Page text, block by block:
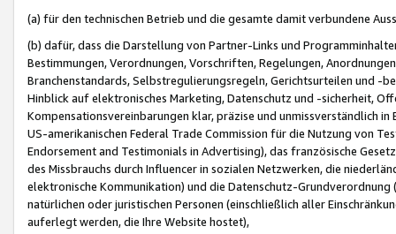
(a) für den technischen Betrieb und die gesamte damit verbundene
(b) dafür, dass die Darstellung von Partner-Links und
Bestimmungen, Verordnungen, Vorschriften, Regelungen,
Branchenstandards, Selbstregulierungsregeln, Gerichtsurteilen und -
Hinblick auf elektronisches Marketing, Datenschutz und -sicherheit,
Kompensationsvereinbarungen klar, präzise und unmissverständlich
US-amerikanischen Federal Trade Commission für die Nutzung von
Endorsement and Testimonials in Advertising), das französische
des Missbrauchs durch Influencer in sozialen Netzwerken, die
elektronische Kommunikation) und die Datenschutz-
natürlichen oder juristischen Personen (einschließlich aller
auferlegt werden, die Ihre Website hostet),